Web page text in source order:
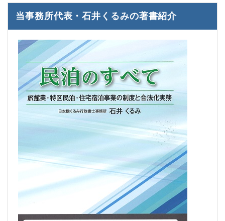
当事務所代表・石井くるみの著書紹介